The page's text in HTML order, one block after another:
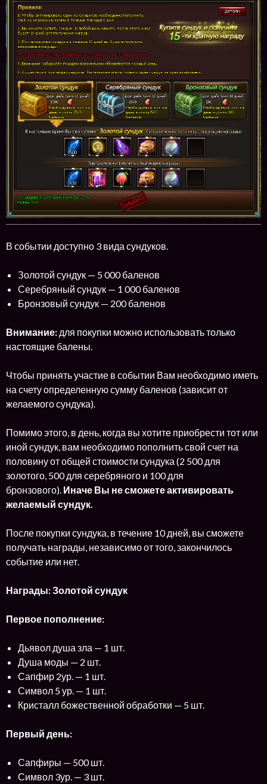
В событии доступно 3 вида сундуков.
Золотой сундук — 5 000 баленов
Серебряный сундук — 1 000 баленов
Бронзовый сундук — 200 баленов
Внимание: для покупки можно использовать только
настоящие балены.
Чтобы принять участие в событии Вам необходимо иметь
на счету определенную сумму баленов (зависит от
желаемого сундука).
Помимо этого, в день, когда вы хотите приобрести тот или
иной сундук, вам необходимо пополнить свой счет на
половину от общей стоимости сундука (2 500 для
золотого, 500 для серебряного и 100 для
бронзового). Иначе Вы не сможете активировать
желаемый сундук.
После покупки сундука, в течение 10 дней, вы сможете
получать награды, независимо от того, закончилось
событие или нет.
Награды: Золотой сундук
Первое пополнение:
Дьявол душа зла — 1 шт.
Душа моды — 2 шт.
Сапфир 2ур. — 1 шт.
Символ 5 ур. — 1 шт.
Кристалл божественной обработки — 5 шт.
Первый день:
Сапфиры — 500 шт.
Символ 3ур. — 3 шт.